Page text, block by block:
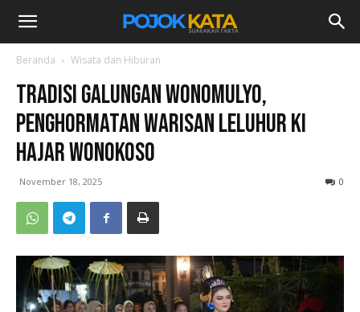
Beranda Wisata dan Hiburan
Tradisi Galungan Wonomulyo,
Penghormatan Warisan Leluhur Ki
Hajar Wonokoso
November 18, 2025 0